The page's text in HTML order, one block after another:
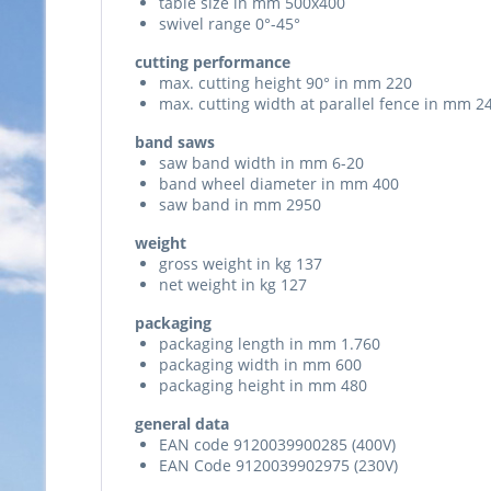
swivel range 0°-45°
cutting performance
max. cutting height 90° in mm 220
max. cutting width at parallel fence in mm
band saws
saw band width in mm 6-20
band wheel diameter in mm 400
saw band in mm 2950
weight
gross weight in kg 137
net weight in kg 127
packaging
packaging length in mm 1.760
packaging width in mm 600
packaging height in mm 480
general data
EAN code 9120039900285 (400V)
EAN Code 9120039902975 (230V)